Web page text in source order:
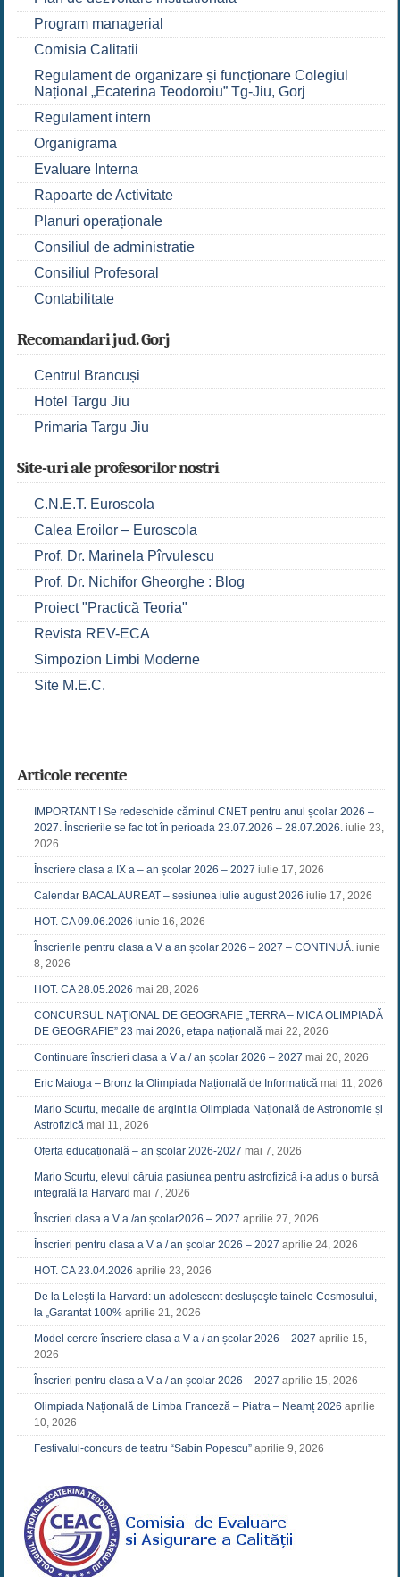
Program managerial
Comisia Calitatii
Regulament de organizare și funcționare Colegiul
Național „Ecaterina Teodoroiu” Tg-Jiu, Gorj
Regulament intern
Organigrama
Evaluare Interna
Rapoarte de Activitate
Planuri operaționale
Consiliul de administratie
Consiliul Profesoral
Contabilitate
Recomandari jud. Gorj
Centrul Brancuși
Hotel Targu Jiu
Primaria Targu Jiu
Site-uri ale profesorilor nostri
C.N.E.T. Euroscola
Calea Eroilor – Euroscola
Prof. Dr. Marinela Pîrvulescu
Prof. Dr. Nichifor Gheorghe : Blog
Proiect "Practică Teoria"
Revista REV-ECA
Simpozion Limbi Moderne
Site M.E.C.
Articole recente
IMPORTANT ! Se redeschide căminul CNET pentru anul școlar 2026 –
2027. Înscrierile se fac tot în perioada 23.07.2026 – 28.07.2026. iulie 23,
2026
Înscriere clasa a IX a – an școlar 2026 – 2027 iulie 17, 2026
Calendar BACALAUREAT – sesiunea iulie august 2026 iulie 17, 2026
HOT. CA 09.06.2026 iunie 16, 2026
Înscrierile pentru clasa a V a an școlar 2026 – 2027 – CONTINUĂ. iunie
8, 2026
HOT. CA 28.05.2026 mai 28, 2026
CONCURSUL NAŢIONAL DE GEOGRAFIE „TERRA – MICA OLIMPIADĂ
DE GEOGRAFIE” 23 mai 2026, etapa națională mai 22, 2026
Continuare înscrieri clasa a V a / an școlar 2026 – 2027 mai 20, 2026
Eric Maioga – Bronz la Olimpiada Națională de Informatică mai 11, 2026
Mario Scurtu, medalie de argint la Olimpiada Națională de Astronomie și
Astrofizică mai 11, 2026
Oferta educațională – an școlar 2026-2027 mai 7, 2026
Mario Scurtu, elevul căruia pasiunea pentru astrofizică i-a adus o bursă
integrală la Harvard mai 7, 2026
Înscrieri clasa a V a /an școlar2026 – 2027 aprilie 27, 2026
Înscrieri pentru clasa a V a / an școlar 2026 – 2027 aprilie 24, 2026
HOT. CA 23.04.2026 aprilie 23, 2026
De la Leleşti la Harvard: un adolescent desluşeşte tainele Cosmosului,
la „Garantat 100% aprilie 21, 2026
Model cerere înscriere clasa a V a / an școlar 2026 – 2027 aprilie 15,
2026
Înscrieri pentru clasa a V a / an școlar 2026 – 2027 aprilie 15, 2026
Olimpiada Națională de Limba Franceză – Piatra – Neamț 2026 aprilie
10, 2026
Festivalul-concurs de teatru “Sabin Popescu” aprilie 9, 2026